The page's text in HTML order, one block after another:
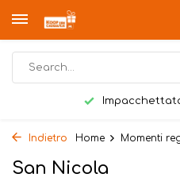
Indietro Home Momenti
San Nicola